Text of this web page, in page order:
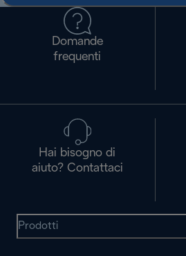
Domande
frequenti
Hai bisogno di
aiuto? Contattaci
Prodotti